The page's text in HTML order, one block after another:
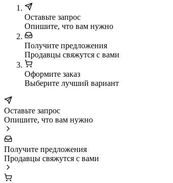
Оставьте запрос
Опишите, что вам нужно
Получите предложения
Продавцы свяжутся с вами
Оформите заказ
Выберите лучший вариант
Оставьте запрос
Опишите, что вам нужно
Получите предложения
Продавцы свяжутся с вами